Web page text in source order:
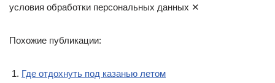
условия обработки персональных данных ✕
Похожие публикации:
Где отдохнуть под казанью летом